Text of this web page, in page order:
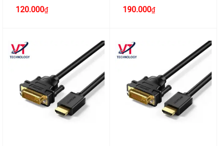
120.000₫ 190.000₫